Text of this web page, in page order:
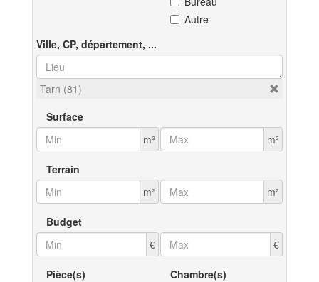
Autre
Ville, CP, département, ...
Tarn (81)
Surface
m²
m²
Terrain
m²
m²
Budget
€
€
Pièce(s) Chambre(s)